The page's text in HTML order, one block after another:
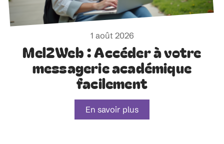
1 août 2026
Mel2Web : Accéder à votre
messagerie académique
facilement
En savoir plus